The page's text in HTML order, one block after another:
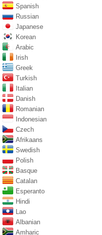
Spanish
Russian
Japanese
Korean
Arabic
Irish
Greek
Turkish
Italian
Danish
Romanian
Indonesian
Czech
Afrikaans
Swedish
Polish
Basque
Catalan
Esperanto
Hindi
Lao
Albanian
Amharic